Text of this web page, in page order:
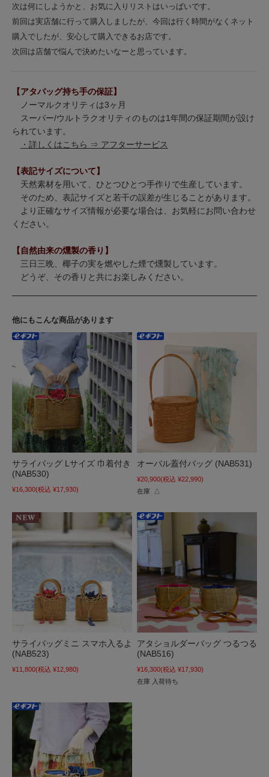
次は何にしようかと、お気に入りリストはいっぱいです。
前回は実店舗に行って購入しましたが、今回は行く時間がなくネット
購入でしたが、安心して購入できるお店です。
次回は店舗で悩んで決めたいなーと思っています。
【アタバッグ持ち手の保証】
ノーマルクオリティは3ヶ月
スーパー/ウルトラクオリティのものは1年間の保証期間が設け
られています。
・詳しくはこちら ⇒ アフターサービス
【表記サイズについて】
天然素材を用いて、ひとつひとつ手作りで生産しています。
そのため、表記サイズと若干の誤差が生じることがあります。
より正確なサイズ情報が必要な場合は、お気軽にお問い合わせ
ください。
【自然由来の燻製の香り】
三日三晩、椰子の実を燃やした煙で燻製しています。
どうぞ、その香りと共にお楽しみください。
他にもこんな商品があります
サライバッグ Lサイズ 巾着付き
(NAB530)
¥16,300(税込 ¥17,930)
オーバル蓋付バッグ (NAB531)
¥20,900(税込 ¥22,990)
在庫 △
サライバッグミニ スマホ入るよ
(NAB523)
¥11,800(税込 ¥12,980)
アタショルダーバッグ つるつる
(NAB516)
¥16,300(税込 ¥17,930)
在庫 入荷待ち